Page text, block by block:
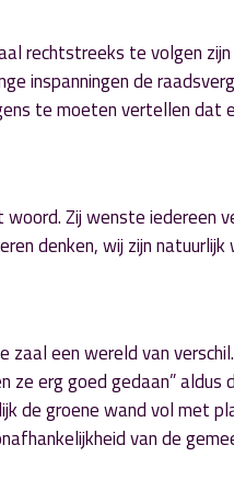
rechtstreeks te volgen
inspanningen de
te moeten vertellen dat
Zij wenste iedereen
denken, wij zijn
een wereld van
erg goed gedaan”
de groene wand vol met
van de